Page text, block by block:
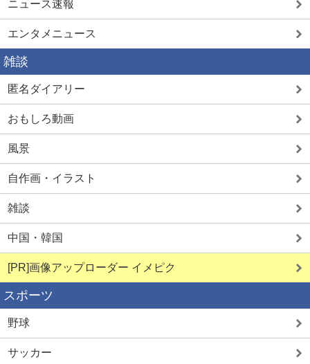
ニュース速報
エンタメニュース
雑談
匿名ダイアリー
おもしろ動画
風景
自作画・イラスト
雑談
中国・韓国
[PR]画像アップローダー イメピク
スポーツ
野球
サッカー